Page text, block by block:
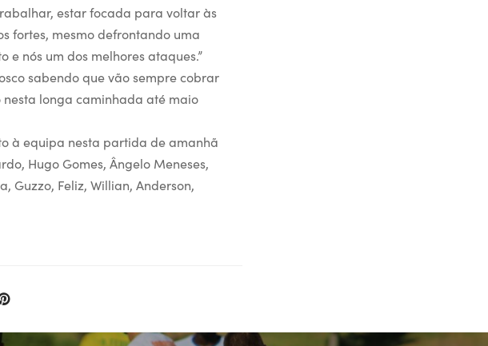
estar focada para voltar às
fortes, mesmo defrontando uma
nós um dos melhores ataques.”
sabendo que vão sempre cobrar
nesta longa caminhada até maio
à equipa nesta partida de amanhã
Hugo Gomes, Ângelo Meneses,
Guzzo, Feliz, Willian, Anderson,